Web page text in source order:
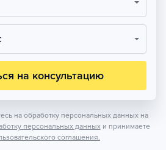
на консультацию
на обработку персональных данных на
персональных данных и принимаете
соглашения.